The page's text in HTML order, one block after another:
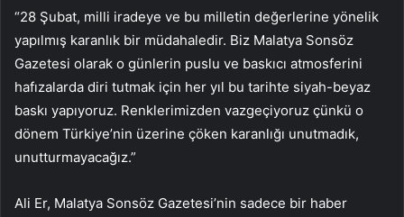
“28 Şubat, milli iradeye ve bu milletin değerlerine yönelik
yapılmış karanlık bir müdahaledir. Biz Malatya Sonsöz
Gazetesi olarak o günlerin puslu ve baskıcı atmosferini
hafızalarda diri tutmak için her yıl bu tarihte siyah-beyaz
baskı yapıyoruz. Renklerimizden vazgeçiyoruz çünkü o
dönem Türkiye’nin üzerine çöken karanlığı unutmadık,
unutturmayacağız.”
Ali Er, Malatya Sonsöz Gazetesi’nin sadece bir haber